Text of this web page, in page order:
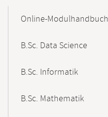
NavigationOnline-Modulhandbuch
B.Sc. Data Science
B.Sc. Informatik
B.Sc. Mathematik